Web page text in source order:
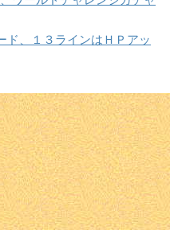
ド、１３ラインはＨＰアッ